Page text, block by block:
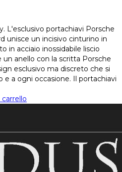
L'esclusivo portachiavi Porsche
unisce un incisivo cinturino in
in acciaio inossidabile liscio
anello con la scritta Porsche
esclusivo ma discreto che si
e a ogni occasione. Il portachiavi